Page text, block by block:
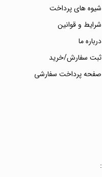
شیوه های پرداخت
شرایط و قوانین
درباره ما
ثبت سفارش/خرید
صفحه پرداخت سفارشی